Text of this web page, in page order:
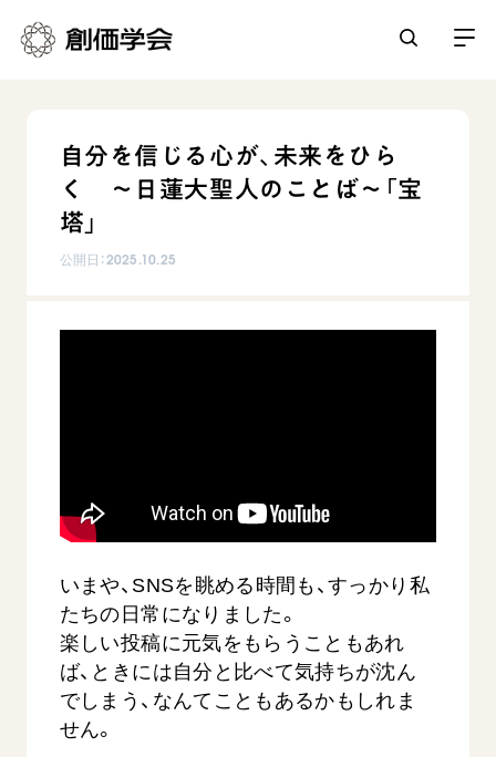
人間革命
自他共の幸福
祈り
聖典
初代会長・牧口常三郎先生
第3代会長・池田大作先生
日常の活動
平和・文化・教育
音楽活動
展示活動
教育本部の活動
図書贈呈
世界の創価学会
創価学会 社会憲章
会長・理事長・各部長の紹介
沿革
略年表
入会について
座談会御書ｅ講義
御書検索［新版］
関連リンク
創価学会総本部
墓地公園・納骨堂
聖教電子版
聖教ブックストア
soka youth media
ご意見
ご利用にあたって
自分を信じる心が、未来をひら
く ～日蓮大聖人のことば～「宝
塔」
公開日：2025.10.25
いまや、SNSを眺める時間も、すっかり私
たちの日常になりました。
楽しい投稿に元気をもらうこともあれ
ば、ときには自分と比べて気持ちが沈ん
でしまう、なんてこともあるかもしれま
せん。